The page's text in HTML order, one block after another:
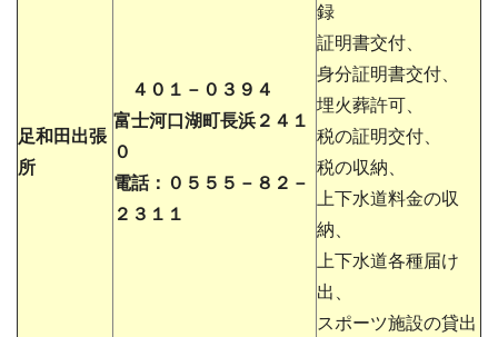
足和田出張
所
４０１－０３９４
富士河口湖町長浜２４１
０
電話：０５５５－８２－
２３１１
録
証明書交付、
身分証明書交付、
埋火葬許可、
税の証明交付、
税の収納、
上下水道料金の収
納、
上下水道各種届け
出、
スポーツ施設の貸出